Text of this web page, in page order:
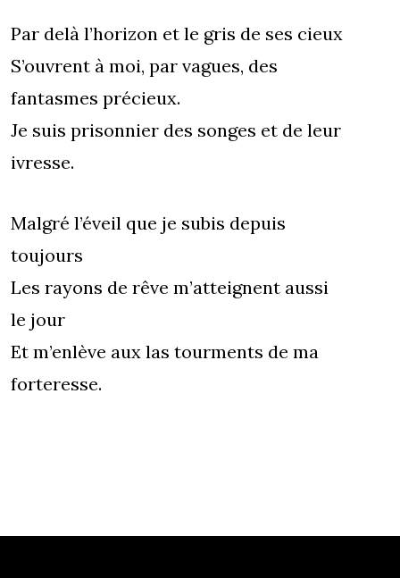
Par delà l’horizon et le gris de ses cieux
S’ouvrent à moi, par vagues, des
fantasmes précieux.
Je suis prisonnier des songes et de leur
ivresse.
Malgré l’éveil que je subis depuis
toujours
Les rayons de rêve m’atteignent aussi
le jour
Et m’enlève aux las tourments de ma
forteresse.